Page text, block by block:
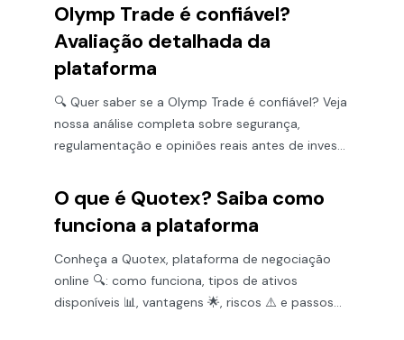
Olymp Trade é confiável?
Avaliação detalhada da
plataforma
🔍 Quer saber se a Olymp Trade é confiável? Veja
nossa análise completa sobre segurança,
regulamentação e opiniões reais antes de investir
O que é Quotex? Saiba como
funciona a plataforma
Conheça a Quotex, plataforma de negociação
online 🔍: como funciona, tipos de ativos
disponíveis 📊, vantagens 🌟, riscos ⚠️ e passos